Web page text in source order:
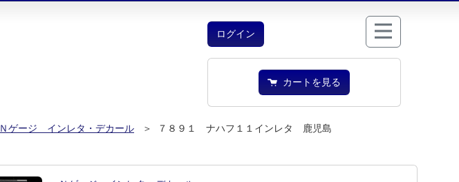
ログイン
カートを見る
Ｎゲージ インレタ・デカール
＞ ７８９１ ナハフ１１インレタ 鹿児島